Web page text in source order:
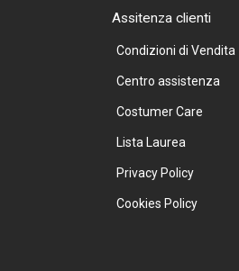
Assitenza clienti
Condizioni di Vendita
Centro assistenza
Costumer Care
Lista Laurea
Privacy Policy
Cookies Policy